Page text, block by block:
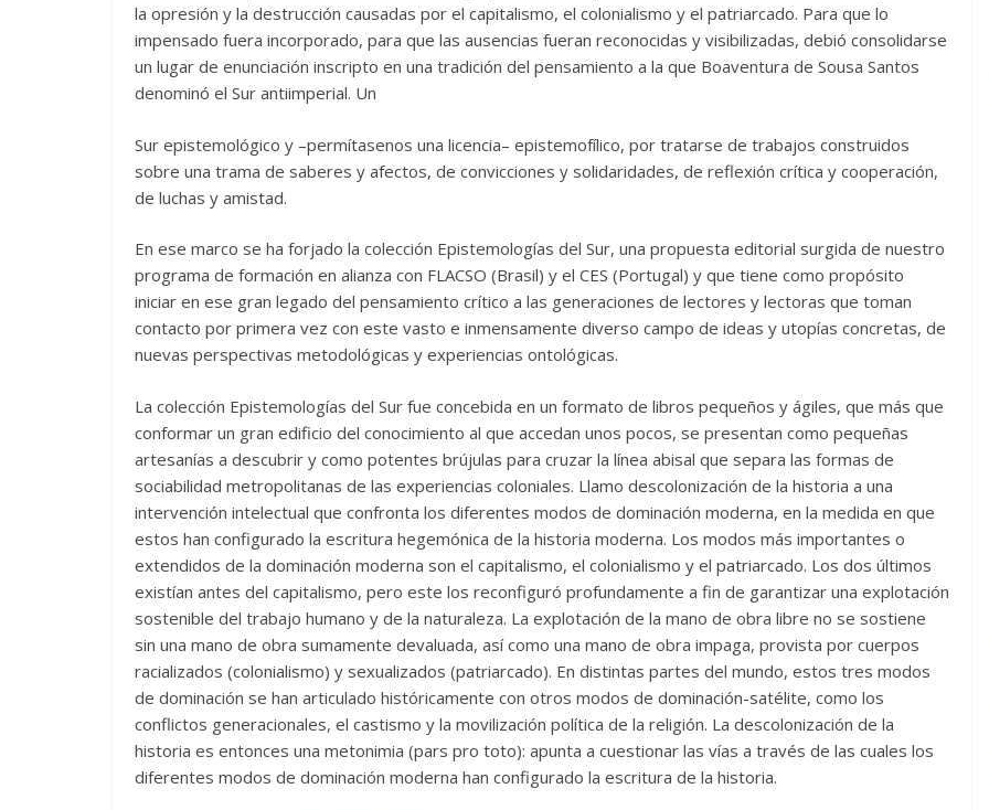
la opresión y la destrucción causadas por el capitalismo, el colonialismo y el patriarcado. Para que lo
impensado fuera incorporado, para que las ausencias fueran reconocidas y visibilizadas, debió consolidarse
un lugar de enunciación inscripto en una tradición del pensamiento a la que Boaventura de Sousa Santos
denominó el Sur antiimperial. Un
Sur epistemológico y –permítasenos una licencia– epistemofílico, por tratarse de trabajos construidos
sobre una trama de saberes y afectos, de convicciones y solidaridades, de reflexión crítica y cooperación,
de luchas y amistad.
En ese marco se ha forjado la colección Epistemologías del Sur, una propuesta editorial surgida de nuestro
programa de formación en alianza con FLACSO (Brasil) y el CES (Portugal) y que tiene como propósito
iniciar en ese gran legado del pensamiento crítico a las generaciones de lectores y lectoras que toman
contacto por primera vez con este vasto e inmensamente diverso campo de ideas y utopías concretas, de
nuevas perspectivas metodológicas y experiencias ontológicas.
La colección Epistemologías del Sur fue concebida en un formato de libros pequeños y ágiles, que más que
conformar un gran edificio del conocimiento al que accedan unos pocos, se presentan como pequeñas
artesanías a descubrir y como potentes brújulas para cruzar la línea abisal que separa las formas de
sociabilidad metropolitanas de las experiencias coloniales. Llamo descolonización de la historia a una
intervención intelectual que confronta los diferentes modos de dominación moderna, en la medida en que
estos han configurado la escritura hegemónica de la historia moderna. Los modos más importantes o
extendidos de la dominación moderna son el capitalismo, el colonialismo y el patriarcado. Los dos últimos
existían antes del capitalismo, pero este los reconfiguró profundamente a fin de garantizar una explotación
sostenible del trabajo humano y de la naturaleza. La explotación de la mano de obra libre no se sostiene
sin una mano de obra sumamente devaluada, así como una mano de obra impaga, provista por cuerpos
racializados (colonialismo) y sexualizados (patriarcado). En distintas partes del mundo, estos tres modos
de dominación se han articulado históricamente con otros modos de dominación-satélite, como los
conflictos generacionales, el castismo y la movilización política de la religión. La descolonización de la
historia es entonces una metonimia (pars pro toto): apunta a cuestionar las vías a través de las cuales los
diferentes modos de dominación moderna han configurado la escritura de la historia.